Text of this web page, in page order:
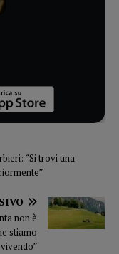
“Si trovi una
non è
stiamo
vivendo”